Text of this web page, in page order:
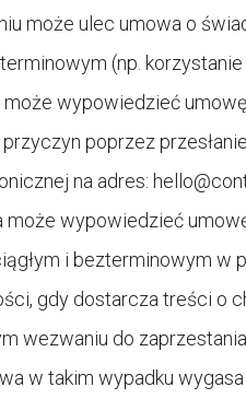
może ulec umowa o
(np.
może wypowiedzieć
poprzez
na adres:
może wypowiedzieć
i bezterminowym w
gdy dostarcza treści o
wezwaniu do
w takim wypadku